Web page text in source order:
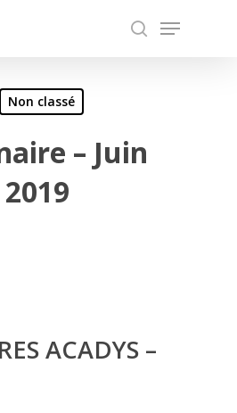
search
Menu
Non classé
– Juin
2019
ACADYS –